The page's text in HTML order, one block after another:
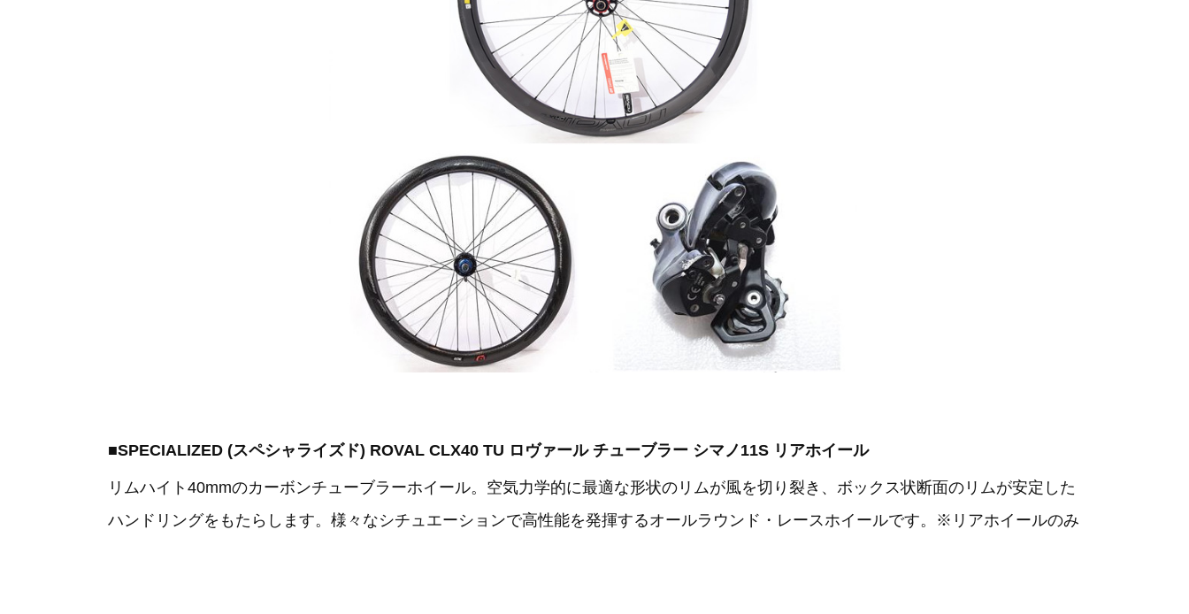
■SPECIALIZED (スペシャライズド) ROVAL CLX40 TU ロヴァール チューブラー シマノ11S リアホイール
リムハイト40mmのカーボンチューブラーホイール。空気力学的に最適な形状のリムが風を切り裂き、ボックス状断面のリムが安定した
ハンドリングをもたらします。様々なシチュエーションで高性能を発揮するオールラウンド・レースホイールです。※リアホイールのみ